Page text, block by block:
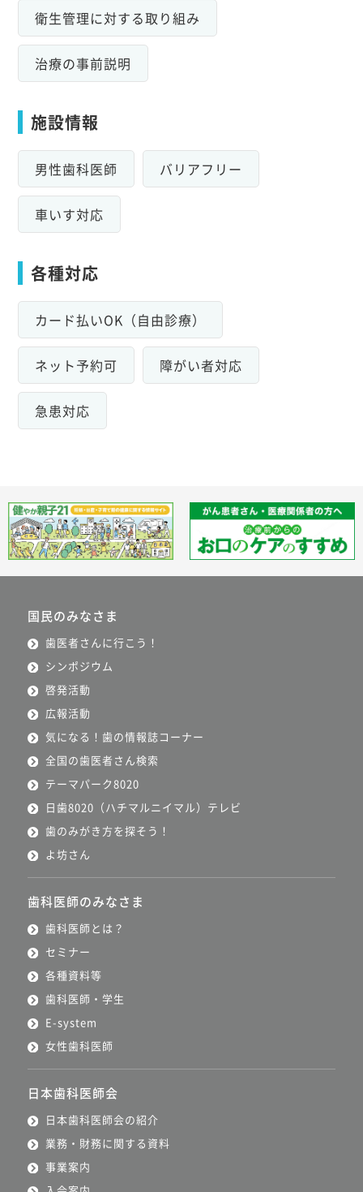
衛生管理に対する取り組み
治療の事前説明
施設情報
男性歯科医師 バリアフリー
車いす対応
各種対応
カード払いOK（自由診療）
ネット予約可 障がい者対応
急患対応
国民のみなさま
歯医者さんに行こう！
シンポジウム
啓発活動
広報活動
気になる！歯の情報誌コーナー
全国の歯医者さん検索
テーマパーク8020
日歯8020（ハチマルニイマル）テレビ
歯のみがき方を探そう！
よ坊さん
歯科医師のみなさま
歯科医師とは？
セミナー
各種資料等
歯科医師・学生
E-system
女性歯科医師
日本歯科医師会
日本歯科医師会の紹介
業務・財務に関する資料
事業案内